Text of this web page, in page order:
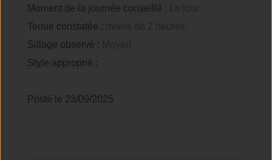
Moment de la journée conseillé :
Le jour
Tenue constatée :
moins de 2 heures
Sillage observé : Moyen
Style approprié :
Posté le 23/09/2025